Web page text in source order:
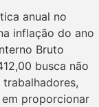
anual no
inflação do ano
Bruto
busca não
proporcionar